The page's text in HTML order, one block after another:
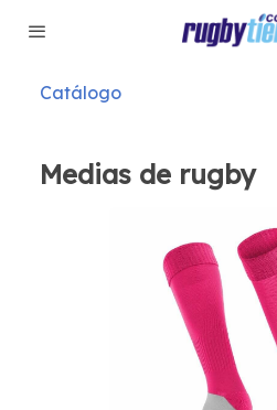
Catálogo
Medias de rugby